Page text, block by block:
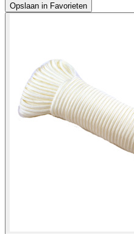
Opslaan in Favorieten